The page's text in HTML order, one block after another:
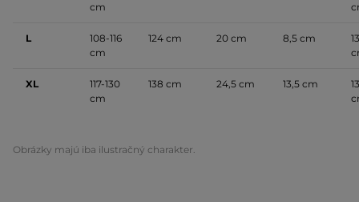
cm
L
108-116
cm
124 cm 20 cm 8,5 cm
XL
117-130
cm
138 cm 24,5 cm 13,5 cm
Obrázky majú iba ilustračný charakter.